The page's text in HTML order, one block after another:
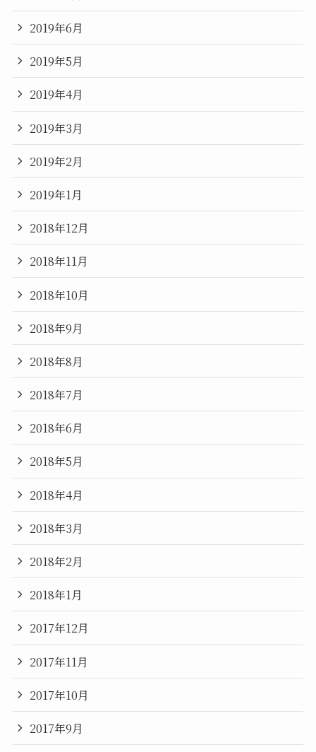
2019年6月
2019年5月
2019年4月
2019年3月
2019年2月
2019年1月
2018年12月
2018年11月
2018年10月
2018年9月
2018年8月
2018年7月
2018年6月
2018年5月
2018年4月
2018年3月
2018年2月
2018年1月
2017年12月
2017年11月
2017年10月
2017年9月